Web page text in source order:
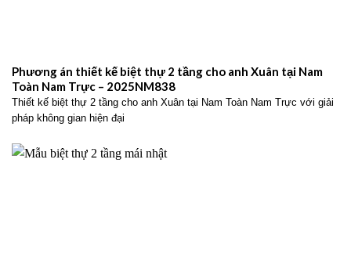
Phương án thiết kế biệt thự 2 tầng cho anh Xuân tại Nam
Toàn Nam Trực – 2025NM838
Thiết kế biệt thự 2 tầng cho anh Xuân tại Nam Toàn Nam Trực với giải
pháp không gian hiện đại